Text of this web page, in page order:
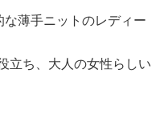
薄手ニットのレディー
立ち、大人の女性らしい